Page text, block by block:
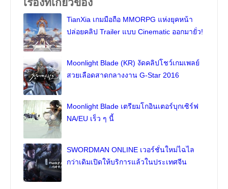
TianXia เกมมือถือ MMORPG แห่งยุคหน้า
ปล่อยคลิป Trailer แบบ Cinematic ออกมายั่ว!
Moonlight Blade (KR) งัดคลิปโชว์เกมเพลย์
สวยเลือดสาดกลางงาน G-Star 2016
Moonlight Blade เตรียมโกอินเตอร์บุกเซิร์ฟ
NA/EU เร็ว ๆ นี้
SWORDMAN ONLINE เวอร์ชั่นใหม่ไฉไล
กว่าเดิมเปิดให้บริการแล้วในประเทศจีน